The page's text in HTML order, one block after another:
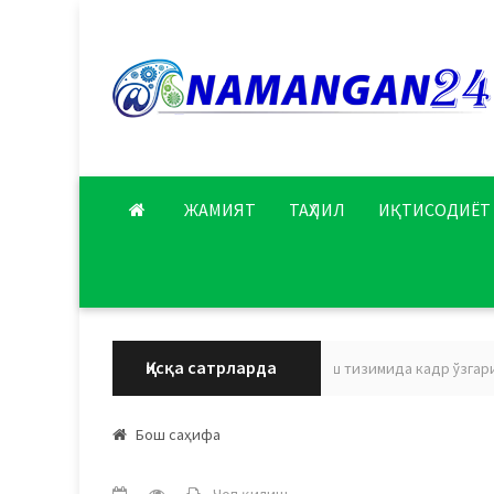
ЖАМИЯТ ТАҲЛИЛ ИҚТИСОДИЁТ
Қисқа сатрларда
Наманган вилояти соғлиқни сақлаш тизимида кадр
Бош саҳифа